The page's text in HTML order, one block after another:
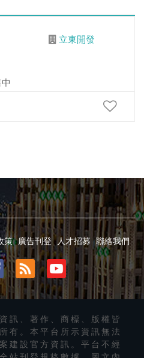
立東開發
策 廣告刊登 人才招募 聯絡我們
訊、著作、商標、版權皆
有。本平台所示資訊無法
建設官方資訊。平台不經